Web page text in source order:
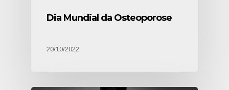
Dia Mundial da Osteoporose
20/10/2022